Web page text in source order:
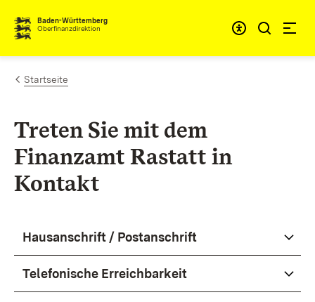
Zum Inhalt springen
Baden-Württemberg
Oberfinanzdirektion
Startseite
Treten Sie mit dem
Finanzamt Rastatt in
Kontakt
Hausanschrift / Postanschrift
Telefonische Erreichbarkeit